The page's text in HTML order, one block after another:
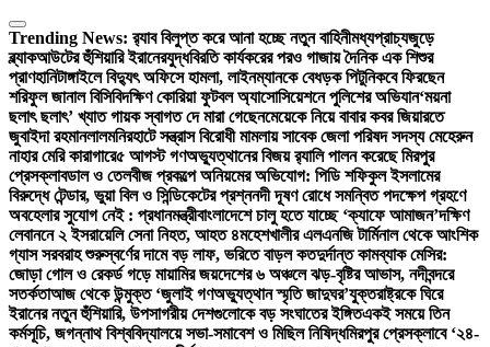
Skip
to
content
Trending News: র‍্যাব বিলুপ্ত করে আনা হচ্ছে নতুন বাহিনীমধ্যপ্রাচ্যজুড়ে
ব্ল্যাকআউটের হুঁশিয়ারি ইরানেরযুদ্ধবিরতি কার্যকরের পরও গাজায় দৈনিক এক শিশুর
প্রাণহানিটাঙ্গাইলে বিদ্যুৎ অফিসে হামলা, লাইনম্যানকে বেধড়ক পিটুনিকবে ফিরছেন
শরিফুল জানাল বিসিবিদক্ষিণ কোরিয়া ফুটবল অ্যাসোসিয়েশনে পুলিশের অভিযান‘ময়না
ছলাৎ ছলাৎ’ খ্যাত গায়ক স্বাগত দে মারা গেছেনমেয়েকে নিয়ে বাবার কবর জিয়ারতে
জুবাইদা রহমানলালমনিরহাটে সন্ত্রাস বিরোধী মামলায় সাবেক জেলা পরিষদ সদস্য মেহেরুন
নাহার মেরি কারাগারে৫ আগস্ট গণঅভ্যুত্থানের বিজয় র‍্যালি পালন করেছে মিরপুর
প্রেসক্লাবডাল ও তেলবীজ প্রকল্পে অনিয়মের অভিযোগ: পিডি শফিকুল ইসলামের
বিরুদ্ধে টেন্ডার, ভুয়া বিল ও সিন্ডিকেটের প্রশ্ননদী দূষণ রোধে সমন্বিত পদক্ষেপ গ্রহণে
অবহেলার সুযোগ নেই : প্রধানমন্ত্রীবাংলাদেশে চালু হতে যাচ্ছে ‘ক্যাফে আমাজন’দক্ষিণ
লেবাননে ২ ইসরায়েলি সেনা নিহত, আহত ৪মহেশখালীর এলএনজি টার্মিনাল থেকে আংশিক
গ্যাস সরবরাহ শুরুস্বর্ণের দামে বড় লাফ, ভরিতে বাড়ল কতদুর্দান্ত কামব্যাক মেসির:
জোড়া গোল ও রেকর্ড গড়ে মায়ামির জয়দেশের ৬ অঞ্চলে ঝড়-বৃষ্টির আভাস, নদীবন্দরে
সতর্কতাআজ থেকে উন্মুক্ত ‘জুলাই গণঅভ্যুত্থান স্মৃতি জাদুঘর’যুক্তরাষ্ট্রকে ঘিরে
ইরানের নতুন হুঁশিয়ারি, উপসাগরীয় দেশগুলোকে বড় সংঘাতের ইঙ্গিতএকই সময়ে তিন
কর্মসূচি, জগন্নাথ বিশ্ববিদ্যালয়ে সভা-সমাবেশ ও মিছিল নিষিদ্ধমিরপুর প্রেসক্লাবে ‘২৪-